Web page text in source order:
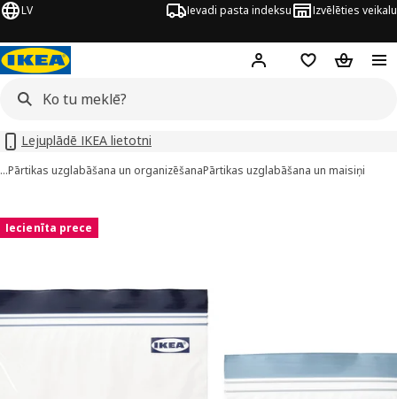
LV Ievadi pasta indeksu Izvēlēties veikalu
Hej! Pierakstīties
PirkumuPirkumu
Lejuplādē IKEA lietotni
…Pārtikas uzglabāšana un organizēšanaPārtikas uzglabāšana un maisiņi
Iecienīta prece